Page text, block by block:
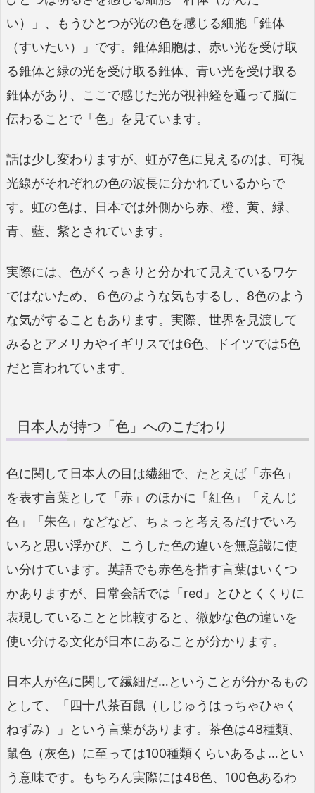
い）」、もうひとつが光の色を感じる細胞「錐体
（すいたい）」です。錐体細胞は、赤い光を受け取
る錐体と緑の光を受け取る錐体、青い光を受け取る
錐体があり、ここで感じた光が視神経を通って脳に
伝わることで「色」を見ています。
話は少し変わりますが、虹が7色に見えるのは、可視
光線がそれぞれの色の波長に分かれているからで
す。虹の色は、日本では外側から赤、橙、黄、緑、
青、藍、紫とされています。
実際には、色がくっきりと分かれて見えているワケ
ではないため、６色のような気もするし、8色のよう
な気がすることもあります。実際、世界を見渡して
みるとアメリカやイギリスでは6色、ドイツでは5色
だと言われています。
日本人が持つ「色」へのこだわり
色に関して日本人の目は繊細で、たとえば「赤色」
を表す言葉として「赤」のほかに「紅色」「えんじ
色」「朱色」などなど、ちょっと考えるだけでいろ
いろと思い浮かび、こうした色の違いを無意識に使
い分けています。英語でも赤色を指す言葉はいくつ
かありますが、日常会話では「red」とひとくくりに
表現していることと比較すると、微妙な色の違いを
使い分ける文化が日本にあることが分かります。
日本人が色に関して繊細だ…ということが分かるもの
として、「四十八茶百鼠（しじゅうはっちゃひゃく
ねずみ）」という言葉があります。茶色は48種類、
鼠色（灰色）に至っては100種類くらいあるよ…とい
う意味です。もちろん実際には48色、100色あるわ